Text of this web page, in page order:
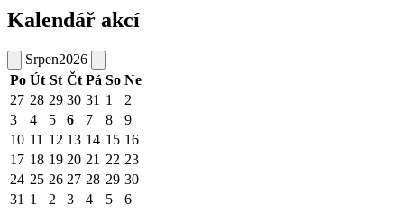
Kalendář akcí
Srpen2026
Po Út St Čt Pá So Ne
27 28 29 30 31 1
2
3
4 5 6 7 8
9
10 11 12 13 14 15 16
17 18 19 20 21 22 23
24 25 26 27 28 29 30
31 1 2 3 4 5 6